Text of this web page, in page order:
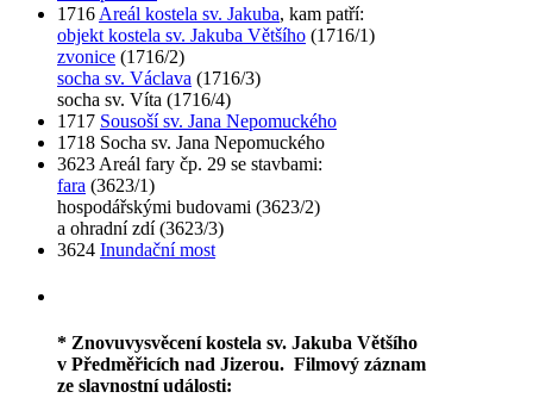
1716 Areál kostela sv. Jakuba, kam patří:
objekt kostela sv. Jakuba Většího (1716/1)
zvonice (1716/2)
socha sv. Václava (1716/3)
socha sv. Víta (1716/4)
1717 Sousoší sv. Jana Nepomuckého
1718 Socha sv. Jana Nepomuckého
3623 Areál fary čp. 29 se stavbami:
fara (3623/1)
hospodářskými budovami (3623/2)
a ohradní zdí (3623/3)
3624 Inundační most
* Znovuvysvěcení kostela sv. Jakuba Většího
v Předměřicích nad Jizerou. Filmový záznam
ze slavnostní události: